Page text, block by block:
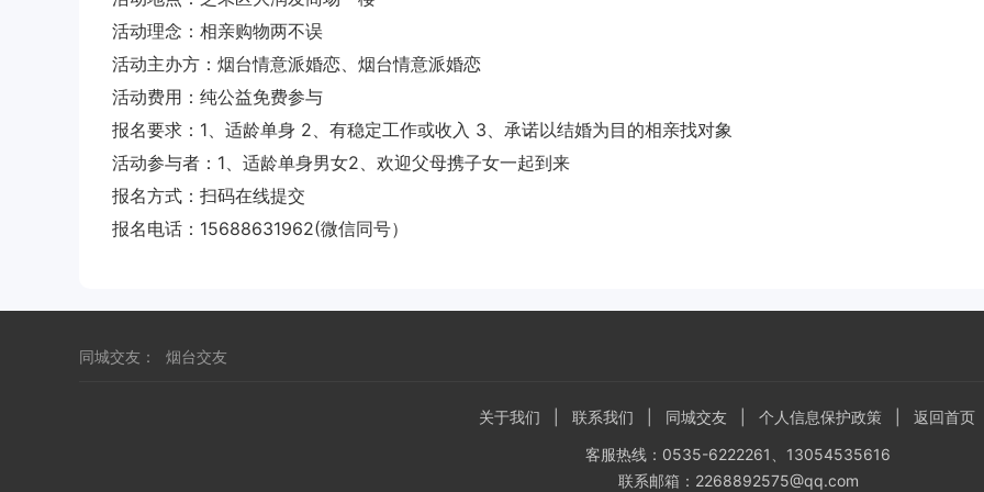
活动理念：相亲购物两不误
活动主办方：烟台情意派婚恋、烟台情意派婚恋
活动费用：纯公益免费参与
报名要求：1、适龄单身 2、有稳定工作或收入 3、承诺以结婚为目的相亲找对象
活动参与者：1、适龄单身男女2、欢迎父母携子女一起到来
报名方式：扫码在线提交
报名电话：15688631962(微信同号）
同城交友： 烟台交友
关于我们 联系我们 同城交友 个人信息保护政策 返回首页
客服热线：0535-6222261、13054535616
联系邮箱：2268892575@qq.com